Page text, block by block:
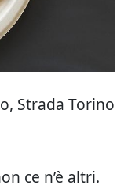
Strada Torino
ce n’è altri.